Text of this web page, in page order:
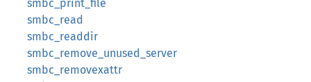
smbc_print_file
smbc_read
smbc_readdir
smbc_remove_unused_server
smbc_removexattr